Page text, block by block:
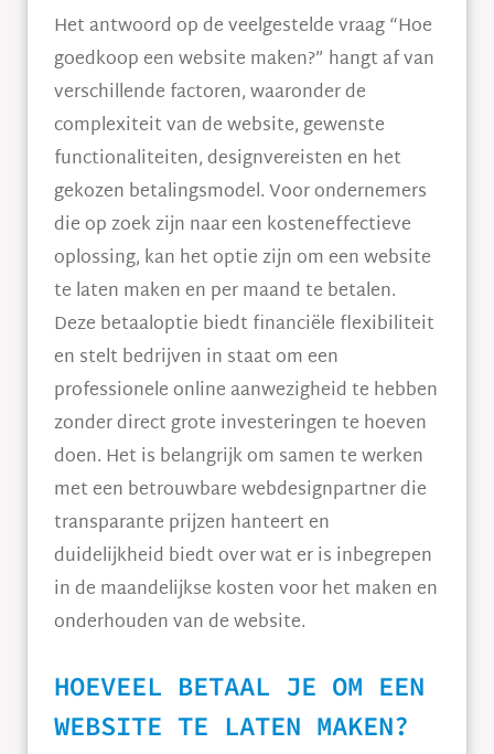
Het antwoord op de veelgestelde vraag “Hoe
goedkoop een website maken?” hangt af van
verschillende factoren, waaronder de
complexiteit van de website, gewenste
functionaliteiten, designvereisten en het
gekozen betalingsmodel. Voor ondernemers
die op zoek zijn naar een kosteneffectieve
oplossing, kan het optie zijn om een website
te laten maken en per maand te betalen.
Deze betaaloptie biedt financiële flexibiliteit
en stelt bedrijven in staat om een
professionele online aanwezigheid te hebben
zonder direct grote investeringen te hoeven
doen. Het is belangrijk om samen te werken
met een betrouwbare webdesignpartner die
transparante prijzen hanteert en
duidelijkheid biedt over wat er is inbegrepen
in de maandelijkse kosten voor het maken en
onderhouden van de website.
HOEVEEL BETAAL JE OM EEN
WEBSITE TE LATEN MAKEN?